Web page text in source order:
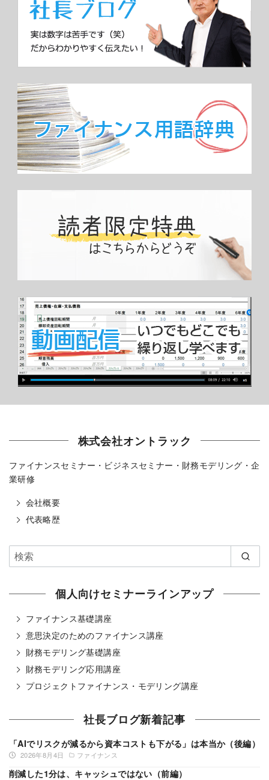
株式会社オントラック
ファイナンスセミナー・ビジネスセミナー・財務モデリング・企
業研修
会社概要
代表略歴
個人向けセミナーラインアップ
ファイナンス基礎講座
意思決定のためのファイナンス講座
財務モデリング基礎講座
財務モデリング応用講座
プロジェクトファイナンス・モデリング講座
社長ブログ新着記事
2026年8月4日 ファイナンス
「AIでリスクが減るから資本コストも下がる」は本当か（後編）
削減した1分は、キャッシュではない（前編）